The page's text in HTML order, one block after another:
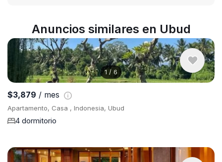
Anuncios similares en Ubud
1 /6
$3,879 / mes
Apartamento, Casa , Indonesia, Ubud
4 dormitorio